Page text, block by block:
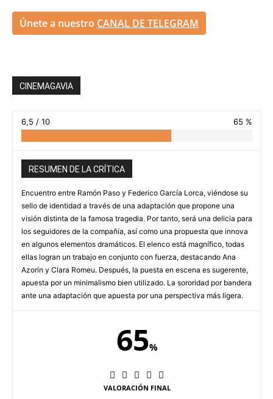
Únete a nuestro CANAL DE TELEGRAM
CINEMAGAVIA
6,5 / 10 65 %
RESUMEN DE LA CRÍTICA
Encuentro entre Ramón Paso y Federico García Lorca, viéndose su
sello de identidad a través de una adaptación que propone una
visión distinta de la famosa tragedia. Por tanto, será una delicia para
los seguidores de la compañía, así como una propuesta que innova
en algunos elementos dramáticos. El elenco está magnífico, todas
ellas logran un trabajo en conjunto con fuerza, destacando Ana
Azorín y Clara Romeu. Después, la puesta en escena es sugerente,
apuesta por un minimalismo bien utilizado. La sororidad por bandera
ante una adaptación que apuesta por una perspectiva más ligera.
65%
VALORACIÓN FINAL